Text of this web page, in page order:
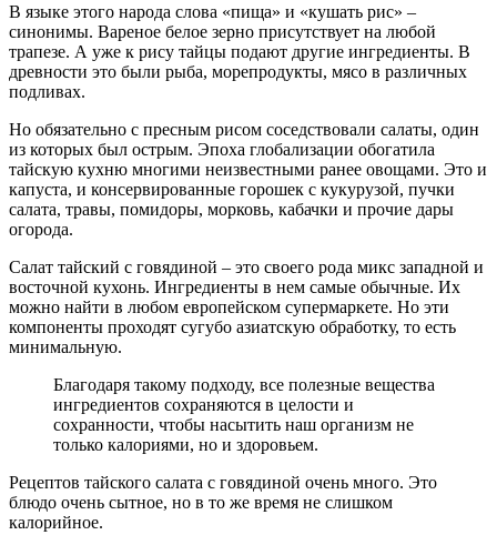
В языке этого народа слова «пища» и «кушать рис» –
синонимы. Вареное белое зерно присутствует на любой
трапезе. А уже к рису тайцы подают другие ингредиенты. В
древности это были рыба, морепродукты, мясо в различных
подливах.
Но обязательно с пресным рисом соседствовали салаты, один
из которых был острым. Эпоха глобализации обогатила
тайскую кухню многими неизвестными ранее овощами. Это и
капуста, и консервированные горошек с кукурузой, пучки
салата, травы, помидоры, морковь, кабачки и прочие дары
огорода.
Салат тайский с говядиной – это своего рода микс западной и
восточной кухонь. Ингредиенты в нем самые обычные. Их
можно найти в любом европейском супермаркете. Но эти
компоненты проходят сугубо азиатскую обработку, то есть
минимальную.
Благодаря такому подходу, все полезные вещества
ингредиентов сохраняются в целости и
сохранности, чтобы насытить наш организм не
только калориями, но и здоровьем.
Рецептов тайского салата с говядиной очень много. Это
блюдо очень сытное, но в то же время не слишком
калорийное.